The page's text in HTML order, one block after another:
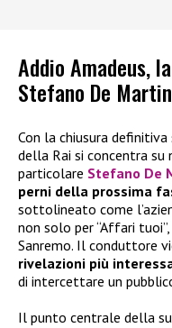
Addio Amadeus,
Stefano De
Con la chiusura
della Rai si concentra su
particolare Stefano De
perni della prossima
sottolineato come
non solo per “Affari
Sanremo. Il conduttore
rivelazioni più
di intercettare un
Il punto centrale della